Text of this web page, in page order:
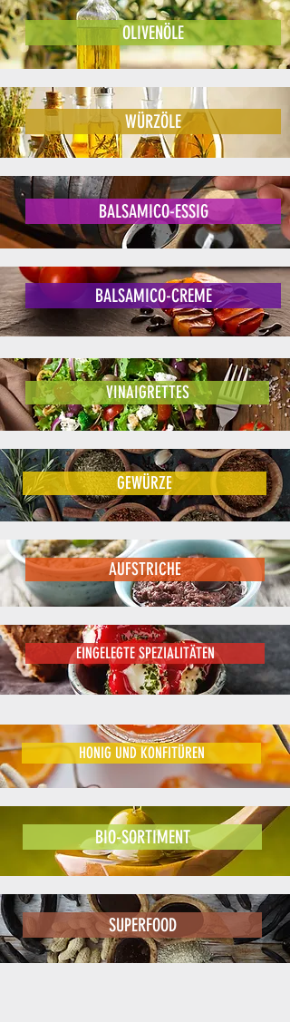
OLIVENÖLE
WÜRZÖLE
BALSAMICO-ESSIG
BALSAMICO-CREME
VINAIGRETTES
GEWÜRZE
AUFSTRICHE
EINGELEGTE SPEZIALITÄTEN
HONIG UND KONFITÜREN
BIO-SORTIMENT
SUPERFOOD